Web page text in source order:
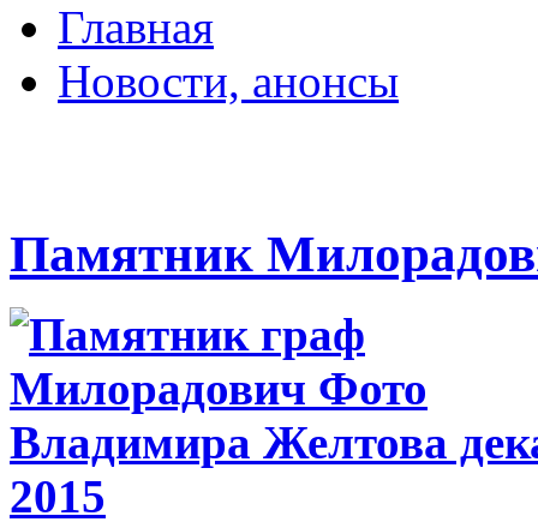
Главная
Новости, анонсы
Памятник